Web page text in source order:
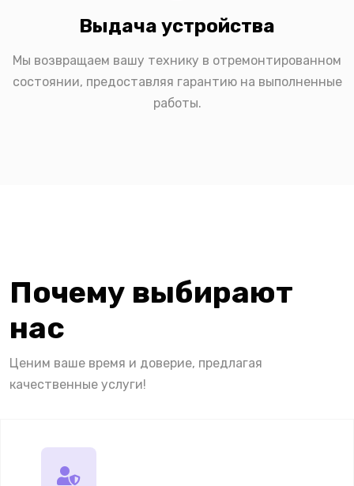
Выдача устройства
Мы возвращаем вашу технику в отремонтированном
состоянии, предоставляя гарантию на выполненные
работы.
Почему выбирают
нас
Ценим ваше время и доверие, предлагая
качественные услуги!